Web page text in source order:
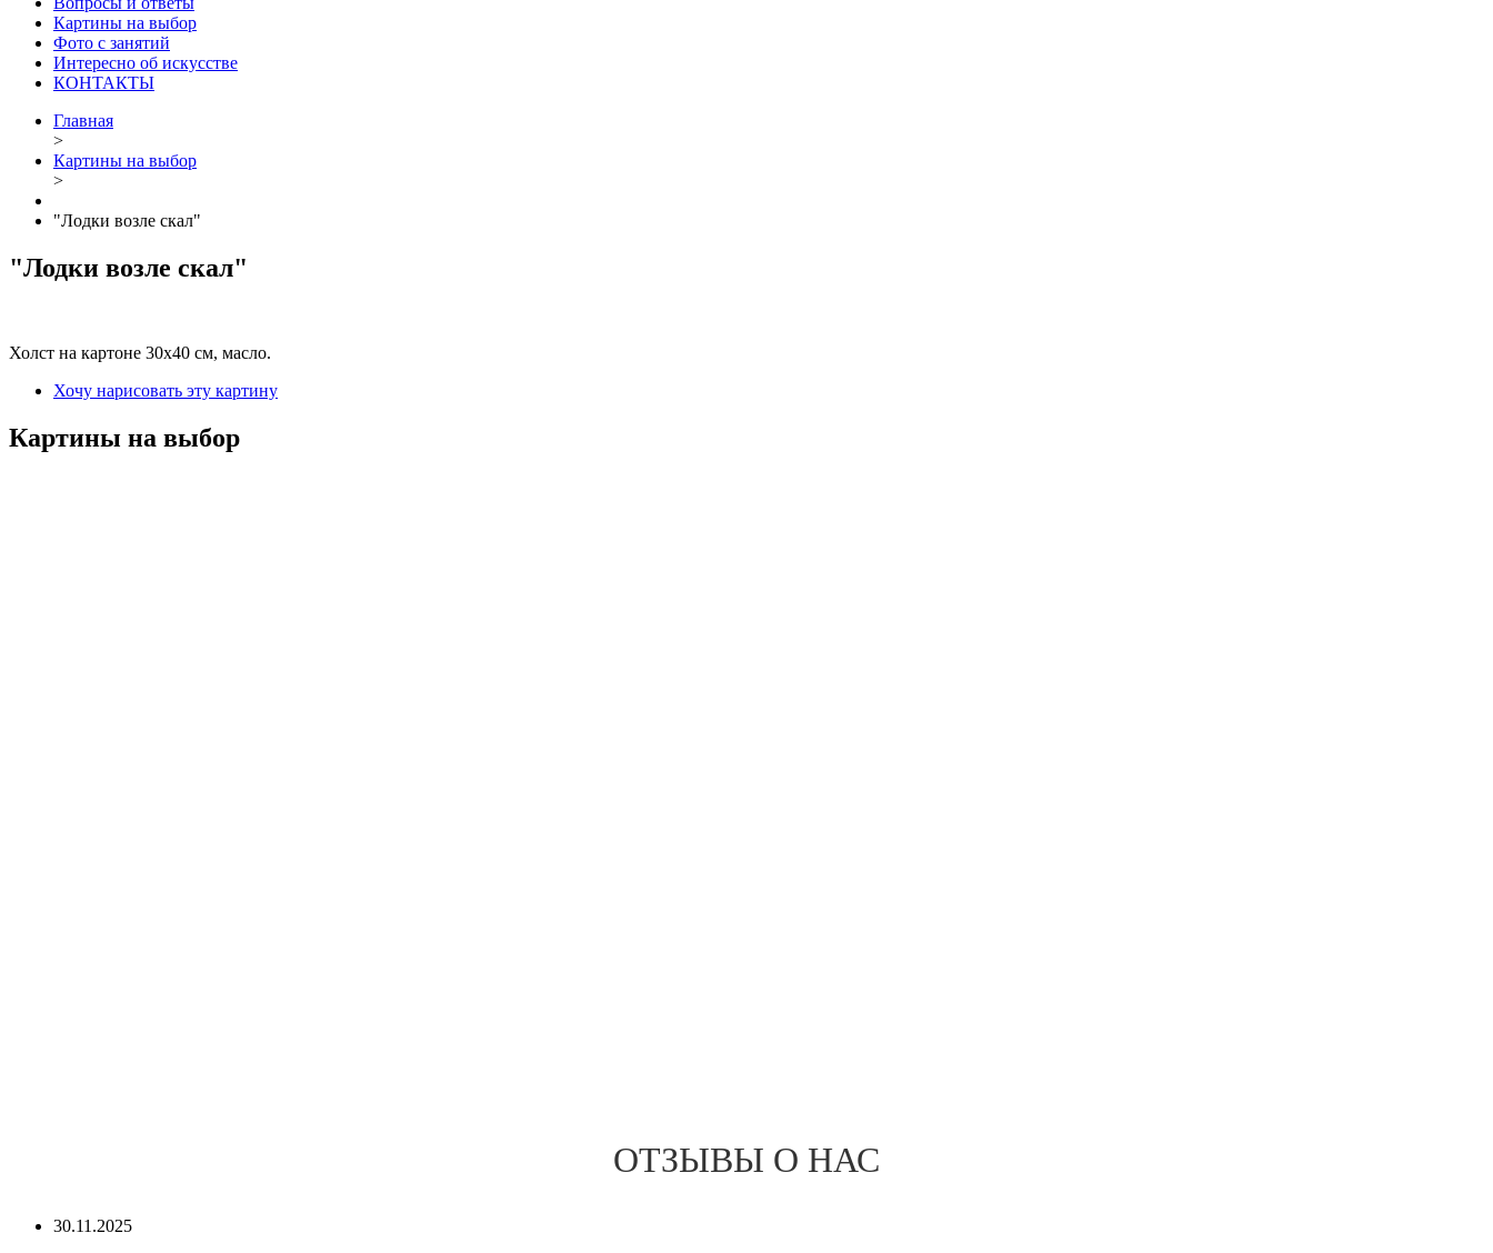
Картины на выбор
Фото с занятий
Интересно об искусстве
КОНТАКТЫ
Главная
>
Картины на выбор
>
"Лодки возле скал"
"Лодки возле скал"
Холст на картоне 30х40 см, масло.
Хочу нарисовать эту картину
Картины на выбор
ОТЗЫВЫ О НАС
30.11.2025